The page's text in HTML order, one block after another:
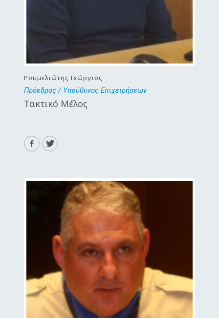
Ρουμελιώτης Γεώργιος
Πρόεδρος / Υπεύθυνος Επιχειρήσεων
Τακτικό Μέλος